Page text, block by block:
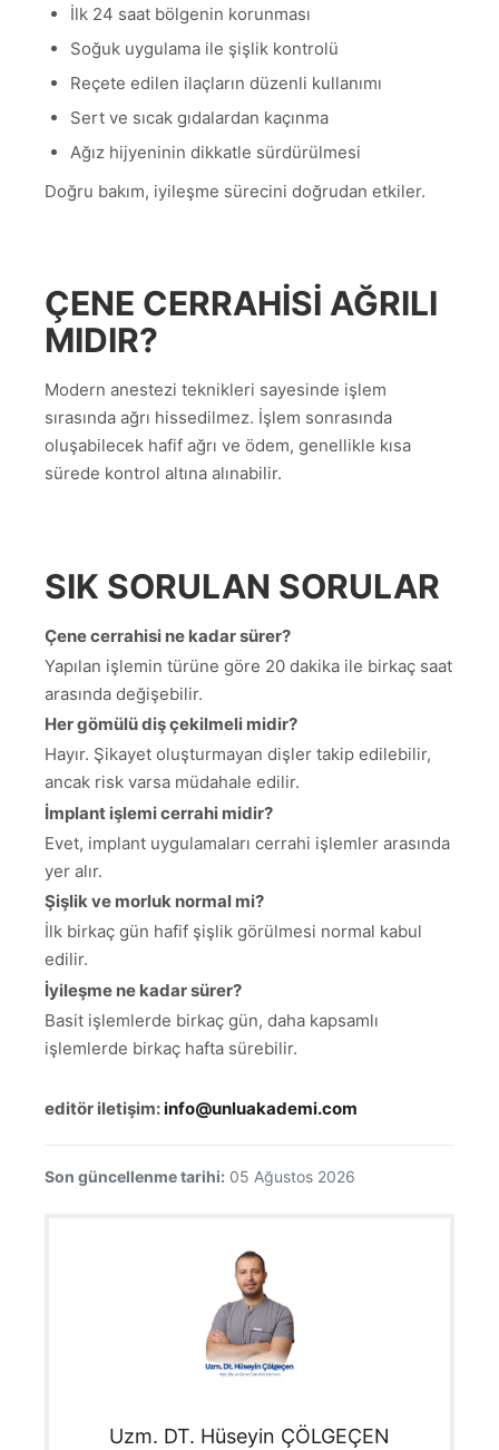
İlk 24 saat bölgenin korunması
Soğuk uygulama ile şişlik kontrolü
Reçete edilen ilaçların düzenli kullanımı
Sert ve sıcak gıdalardan kaçınma
Ağız hijyeninin dikkatle sürdürülmesi
Doğru bakım, iyileşme sürecini doğrudan etkiler.
ÇENE CERRAHISI AĞRILI
MIDIR?
Modern anestezi teknikleri sayesinde işlem
sırasında ağrı hissedilmez. İşlem sonrasında
oluşabilecek hafif ağrı ve ödem, genellikle kısa
sürede kontrol altına alınabilir.
SIK SORULAN SORULAR
Çene cerrahisi ne kadar sürer?
Yapılan işlemin türüne göre 20 dakika ile birkaç saat
arasında değişebilir.
Her gömülü diş çekilmeli midir?
Hayır. Şikayet oluşturmayan dişler takip edilebilir,
ancak risk varsa müdahale edilir.
İmplant işlemi cerrahi midir?
Evet, implant uygulamaları cerrahi işlemler arasında
yer alır.
Şişlik ve morluk normal mi?
İlk birkaç gün hafif şişlik görülmesi normal kabul
edilir.
İyileşme ne kadar sürer?
Basit işlemlerde birkaç gün, daha kapsamlı
işlemlerde birkaç hafta sürebilir.
editör iletişim:info@unluakademi.com
Son güncellenme tarihi: 05 Ağustos 2026
Uzm. DT. Hüseyin ÇÖLGEÇEN